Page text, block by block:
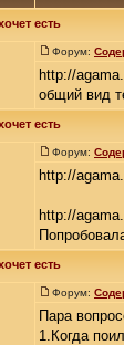
есть
Форум:
http://
общий вид
есть
Форум:
http://
http://
есть
Форум:
Пара
1.Когда